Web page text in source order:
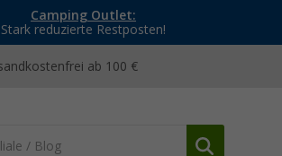
Camping Outlet:
Stark reduzierte Restposten!
ab 100 €